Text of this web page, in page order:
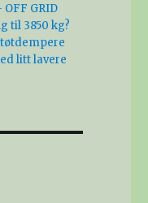
OFF GRID
til 3850 kg?
litt lavere